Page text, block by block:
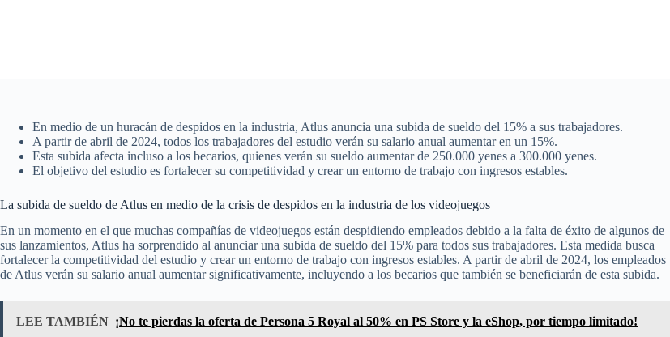
En medio de un huracán de despidos en la industria, Atlus anuncia una subida de sueldo del 15% a sus trabajadores.
A partir de abril de 2024, todos los trabajadores del estudio verán su salario anual aumentar en un 15%.
Esta subida afecta incluso a los becarios, quienes verán su sueldo aumentar de 250.000 yenes a 300.000 yenes.
El objetivo del estudio es fortalecer su competitividad y crear un entorno de trabajo con ingresos estables.
La subida de sueldo de Atlus en medio de la crisis de despidos en la industria de los videojuegos
En un momento en el que muchas compañías de videojuegos están despidiendo empleados debido a la falta de éxito de algunos de
sus lanzamientos, Atlus ha sorprendido al anunciar una subida de sueldo del 15% para todos sus trabajadores. Esta medida busca
fortalecer la competitividad del estudio y crear un entorno de trabajo con ingresos estables. A partir de abril de 2024, los empleados
de Atlus verán su salario anual aumentar significativamente, incluyendo a los becarios que también se beneficiarán de esta subida.
LEE TAMBIÉN ¡No te pierdas la oferta de Persona 5 Royal al 50% en PS Store y la eShop, por tiempo limitado!